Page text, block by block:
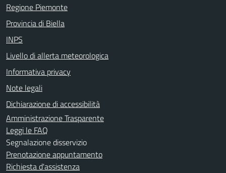
Regione Piemonte
Provincia di Biella
INPS
Livello di allerta meteorologica
Informativa privacy
Note legali
Dichiarazione di accessibilità
Amministrazione Trasparente
Leggi le FAQ
Segnalazione disservizio
Prenotazione appuntamento
Richiesta d'assistenza